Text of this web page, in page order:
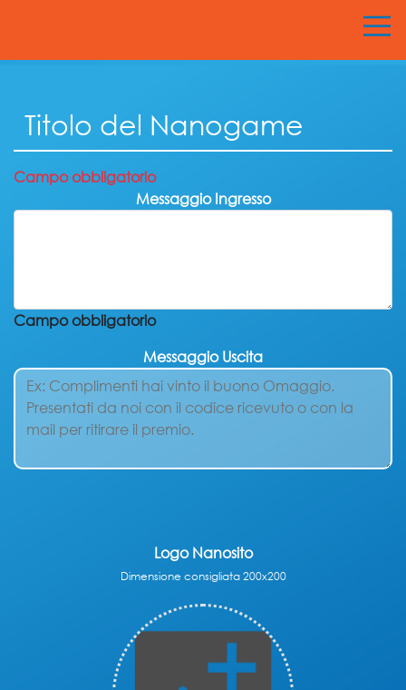
Campo obbligatorio
Messaggio Ingresso
Campo obbligatorio
Messaggio Uscita
Logo Nanosito
Dimensione consigliata 200x200